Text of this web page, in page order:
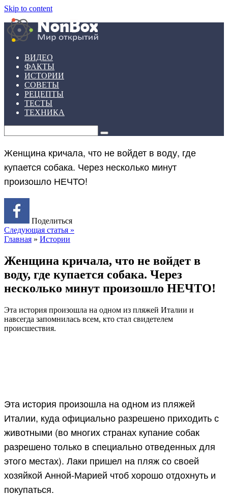
Skip to content
ВИДЕО
ФАКТЫ
ИСТОРИИ
СОВЕТЫ
РЕЦЕПТЫ
ТЕСТЫ
ТЕХНИКА
Женщина кричала, что не войдет в воду, где
купается собака. Через несколько минут
произошло НЕЧТО!
Поделиться
Следующая статья »
Главная » Истории
Женщина кричала, что не войдет в
воду, где купается собака. Через
несколько минут произошло НЕЧТО!
Эта история произошла на одном из пляжей Италии и
навсегда запомнилась всем, кто стал свидетелем
происшествия.
Эта история произошла на одном из пляжей
Италии, куда официально разрешено приходить с
животными (во многих странах купание собак
разрешено только в специально отведенных для
этого местах). Лаки пришел на пляж со своей
хозяйкой Анной-Марией чтоб хорошо отдохнуть и
покупаться.